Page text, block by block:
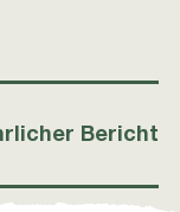
Bericht